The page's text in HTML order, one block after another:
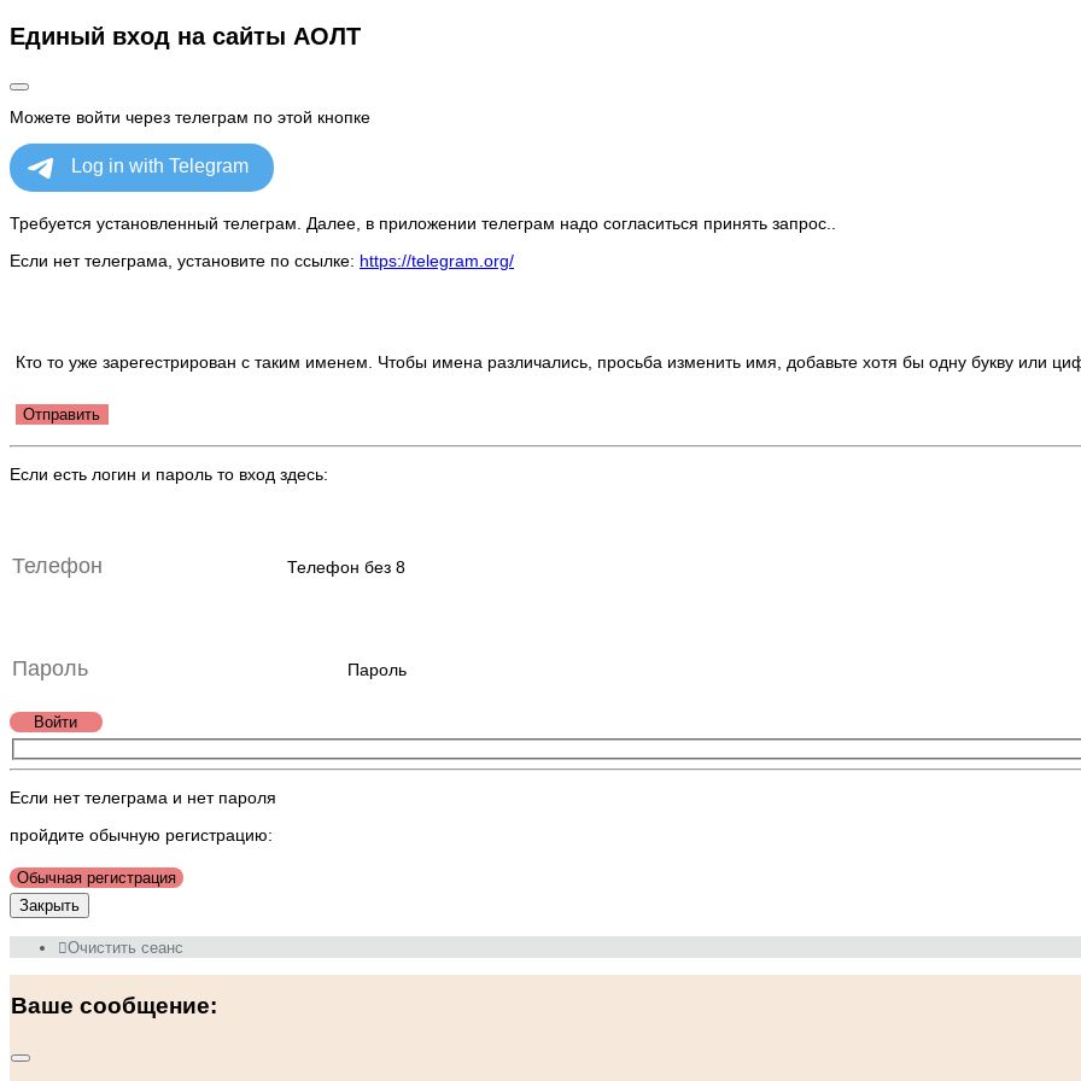
Единый вход на сайты АОЛТ
Можете войти через телеграм по этой кнопке
Требуется установленный телеграм. Далее, в приложении телеграм надо согласиться принять запрос..
Если нет телеграма, установите по ссылке: https://telegram.org/
Кто то уже зарегестрирован с таким именем. Чтобы имена различались, просьба изменить имя, добавьте хотя бы одну букву или
Отправить
Если есть логин и пароль то вход здесь:
Телефон без 8
Пароль
Войти
Если нет телеграма и нет пароля
пройдите обычную регистрацию:
Обычная регистрация
Закрыть
Очистить сеанс
Ваше сообщение: